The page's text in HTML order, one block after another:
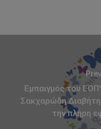
Εμπαιγμός του
Σακχαρώδη Διαβήτη
την πλήρη